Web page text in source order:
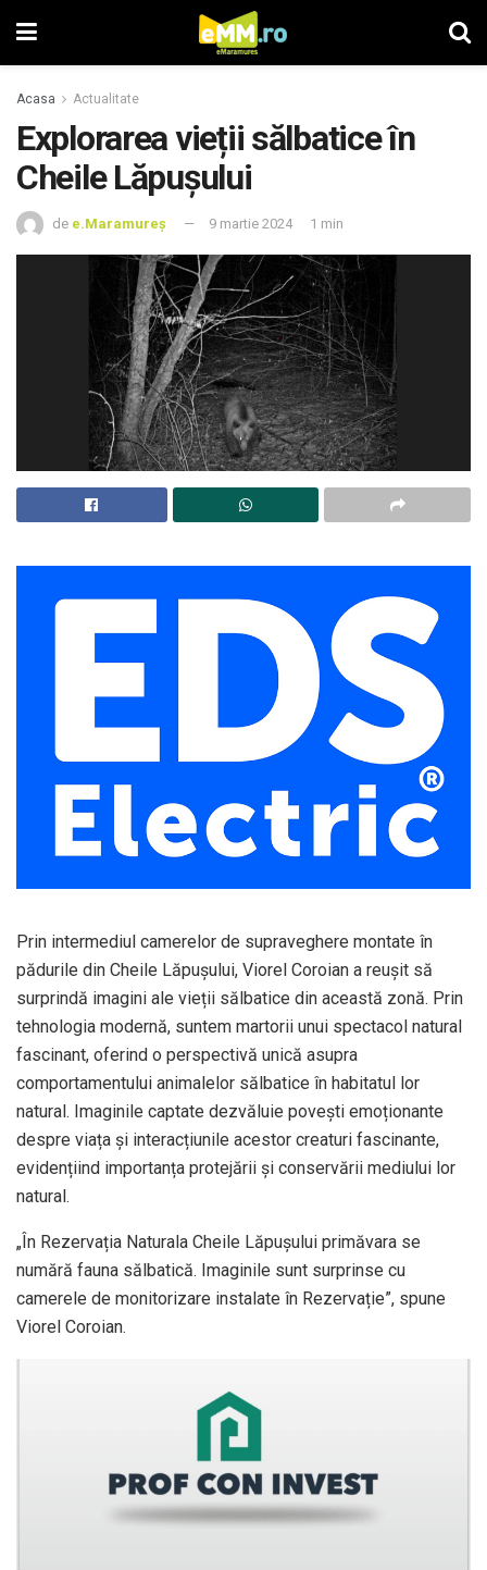
Acasa Actualitate
Explorarea vieții sălbatice în
Cheile Lăpușului
de e.Maramureș 9 martie 2024 1 min
Prin intermediul camerelor de supraveghere montate în
pădurile din Cheile Lăpușului, Viorel Coroian a reușit să
surprindă imagini ale vieții sălbatice din această zonă. Prin
tehnologia modernă, suntem martorii unui spectacol natural
fascinant, oferind o perspectivă unică asupra
comportamentului animalelor sălbatice în habitatul lor
natural. Imaginile captate dezvăluie povești emoționante
despre viața și interacțiunile acestor creaturi fascinante,
evidențiind importanța protejării și conservării mediului lor
natural.
„În Rezervația Naturala Cheile Lăpușului primăvara se
numără fauna sălbatică. Imaginile sunt surprinse cu
camerele de monitorizare instalate în Rezervație”, spune
Viorel Coroian.